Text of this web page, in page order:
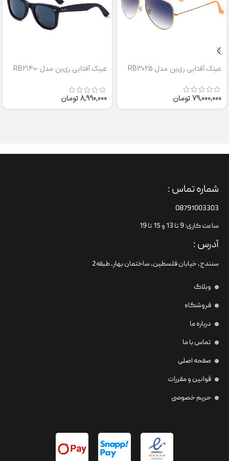
عینک آفتابی ری‌بن مدل RB3025
79,000,000تومان
عینک آفتابی ری‌بن مدل RB2140-
8,990,000تومان
شماره تماس :
08791003303
ساعت کاری: 9 تا 13 و 15 تا 19
آدرس :
سنندج، خیابان فلسطین،‌ ساختمان بهار، طبقه2
وبلاگ
فروشگاه
درباره ما
تماس با ما
صفحه اصلی
قوانین و مقررات
حریم خصوصی